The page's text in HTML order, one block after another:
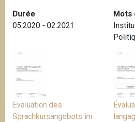
Durée
05.2020 - 02.2021
Mots
Evaluation des
Sprachkursangebots im